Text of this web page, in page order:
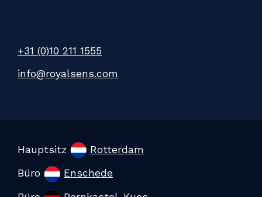
+31 (0)10 211 1555
info@royalsens.com
Hauptsitz Rotterdam
Büro Enschede